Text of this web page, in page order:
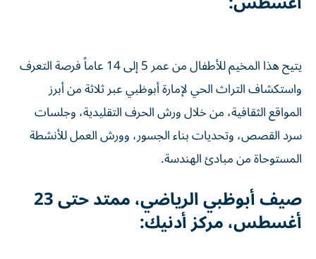
يتيح هذا المخيم للأطفال من عمر 5 إلى 14 عاماً فرصة التعرف
واستكشاف التراث الحي لإمارة أبوظبي عبر ثلاثة من أبرز
المواقع الثقافية، من خلال ورش الحرف التقليدية، وجلسات
سرد القصص، وتحديات بناء الجسور، وورش العمل للأنشطة
المستوحاة من مبادئ الهندسة.
صيف أبوظبي الرياضي، ممتد حتى 23
أغسطس، مركز أدنيك: